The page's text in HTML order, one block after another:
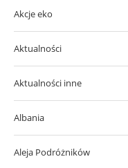
Akcje eko
Aktualności
Aktualności inne
Albania
Aleja Podróżników